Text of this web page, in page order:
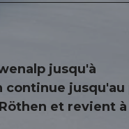
jusqu'à
continue
et revient à